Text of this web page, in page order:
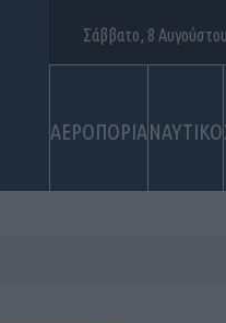
ΑΕΡΟΠΟΡΙΑΝΑΥΤΙΚΟ
Σάββατο, 8